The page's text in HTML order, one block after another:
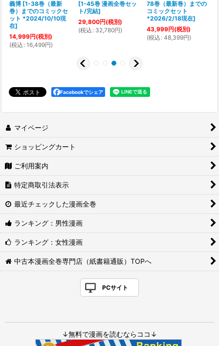
義博 [1-38巻（最新
巻）までのコミックセ
ット *2024/10/10現
在]
14,999円(税別)
(税込 : 16,499円)
[1-45巻 漫画全巻セッ
ト/完結]
29,800円(税別)
(税込 : 32,780円)
78巻（最新巻）までの
コミックセット
*2026/2/18現在]
43,999円(税別)
(税込 : 48,399円)
Facebookでシェア
マイページ
ショッピングカート
ご利用案内
特定商取引法表示
最近チェックした漫画全巻
ランキング：男性漫画
ランキング：女性漫画
中古本漫画全巻専門店（紙書籍通販）TOPへ
PCサイト
↓無料で漫画を読むならココ↓